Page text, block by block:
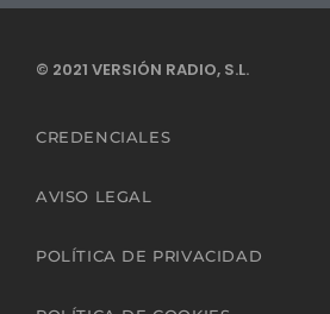
© 2021 VERSIÓN RADIO, S.L.
CREDENCIALES
AVISO LEGAL
POLÍTICA DE PRIVACIDAD